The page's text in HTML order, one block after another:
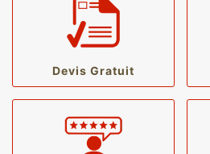
Devis Gratuit